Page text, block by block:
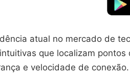
atual no mercado de
que localizam
e velocidade de